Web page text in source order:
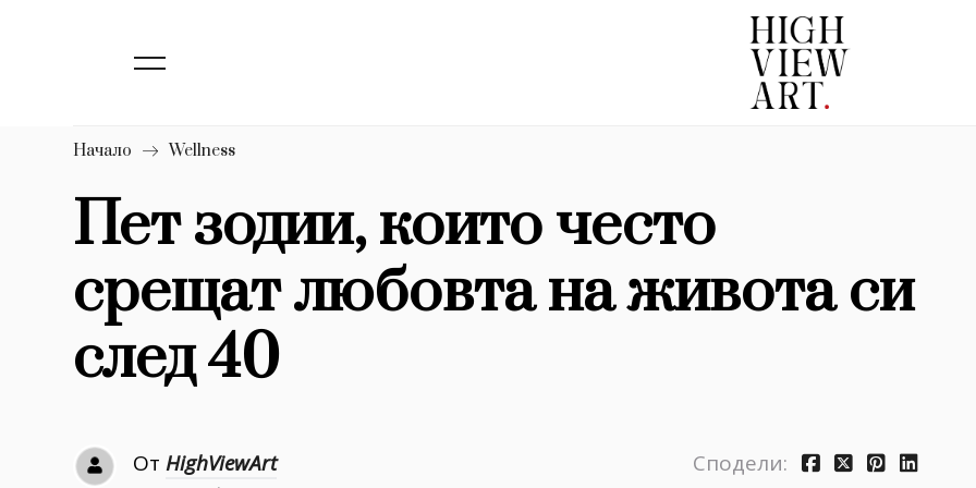
1633
Dialogue
Изкуство
Красота
Дизайн 1272
Книги 1188
30+
1710
Начало Wellness
Пет зодии, които често
срещат любовта на живота си
след 40
От HighViewArt Сподели: